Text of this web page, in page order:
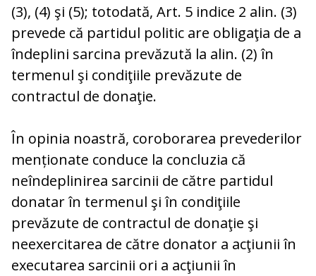
(3), (4) şi (5); totodată, Art. 5 indice 2 alin. (3)
prevede că partidul politic are obligaţia de a
îndeplini sarcina prevăzută la alin. (2) în
termenul şi condiţiile prevăzute de
contractul de donaţie.
În opinia noastră, coroborarea prevederilor
menționate conduce la concluzia că
neîndeplinirea sarcinii de către partidul
donatar în termenul şi în condiţiile
prevăzute de contractul de donaţie şi
neexercitarea de către donator a acţiunii în
executarea sarcinii ori a acţiunii în